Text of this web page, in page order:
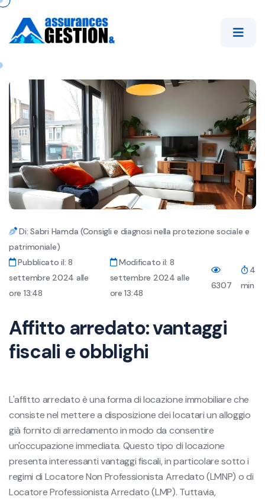
Di: Sabri Hamda (Consigli e diagnosi nella protezione sociale e
patrimoniale)
Pubblicato il: 8
settembre 2024 alle
ore 13:48
Modificato il: 8
settembre 2024 alle
ore 13:48
6307
4
min
Affitto arredato: vantaggi
fiscali e obblighi
L'affitto arredato è una forma di locazione immobiliare che
consiste nel mettere a disposizione dei locatari un alloggio
già fornito di arredamento in modo da consentire
un'occupazione immediata. Questo tipo di locazione
presenta interessanti vantaggi fiscali, in particolare sotto i
regimi di Locatore Non Professionista Arredato (LMNP) o di
Locatore Professionista Arredato (LMP). Tuttavia,